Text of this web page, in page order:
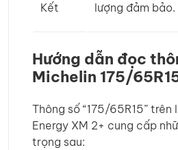
Kết
lượng đảm bảo.
Hướng dẫn đọc
Michelin 175/
Thông số “175/65R15” trên
Energy XM 2+ cung cấp
trọng sau: